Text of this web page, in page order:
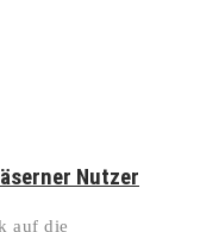
Nutzer
auf die